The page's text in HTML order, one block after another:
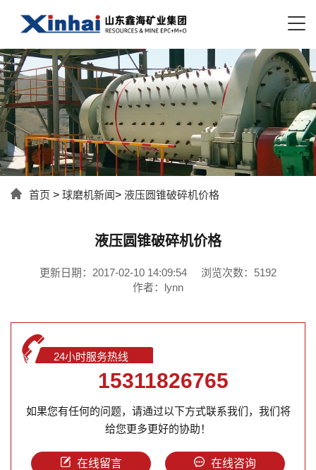
首页 > 球磨机新闻> 液压圆锥破碎机价格
液压圆锥破碎机价格
更新日期：2017-02-10 14:09:54
浏览次数：5192
作者：lynn
24小时服务热线
15311826765
如果您有任何的问题，请通过以下方式联系我们，我们将
给您更多更好的协助！
在线留言 在线咨询